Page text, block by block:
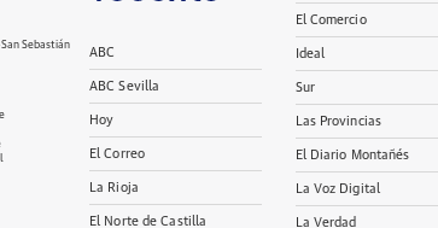
Sebastián
ABC
ABC Sevilla
Hoy
El Correo
La Rioja
El Norte de Castilla
El Comercio
Ideal
Sur
Las Provincias
El Diario Montañés
La Voz Digital
La Verdad